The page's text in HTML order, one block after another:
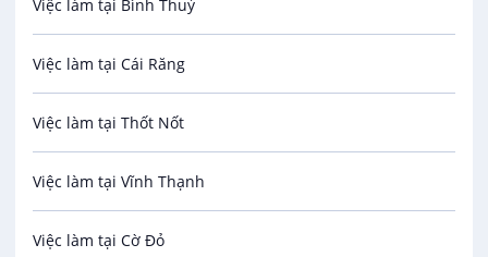
Bảo hiểm
Biên phiên dịch
Bưu chính viễn thông
Cơ khí
Công nghệ sinh học
Việc làm tại Bình Thuỷ
Việc làm tại Cái Răng
Việc làm tại Thốt Nốt
Việc làm tại Vĩnh Thạnh
Việc làm tại Cờ Đỏ